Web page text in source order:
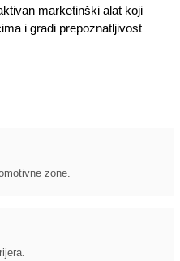
marketinški alat koji
i gradi prepoznatljivost
zone.